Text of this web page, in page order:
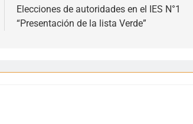
Elecciones de autoridades en el IES N°1
“Presentación de la lista Verde”